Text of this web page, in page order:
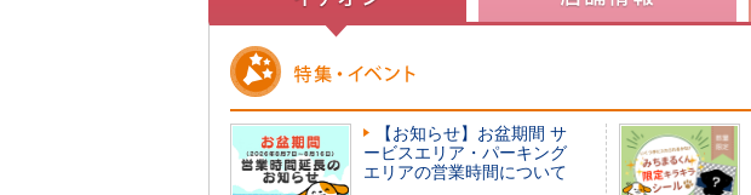
【お知らせ】お盆期間 サ
ービスエリア・パーキング
エリアの営業時間について